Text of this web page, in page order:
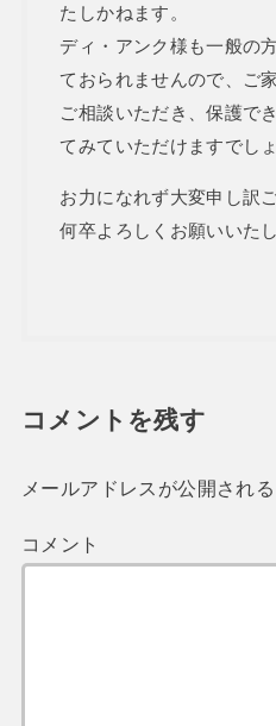
たしかねます。
ディ・アンク様も一般の
ておられませんので、ご
ご相談いただき、保護で
てみていただけますでしょ
お力になれず大変申し訳
何卒よろしくお願いいたし
コメントを残す
メールアドレスが公開され
コメント